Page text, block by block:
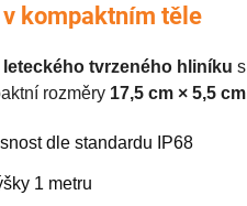
kompaktním těle
leteckého tvrzeného hliníku
rozměry 17,5 cm × 5,5
dle standardu IP68
1 metru